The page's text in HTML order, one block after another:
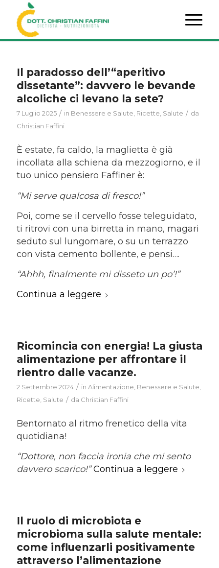
Il paradosso dell’“aperitivo
dissetante”: davvero le bevande
alcoliche ci levano la sete?
7 Luglio 2025 / in Benessere e Salute Ricette Salute / da
Christian Faffini
È estate, fa caldo, la maglietta è già
incollata alla schiena da mezzogiorno, e il
tuo unico pensiero Faffiner è:
“Mi serve qualcosa di fresco!”
Poi, come se il cervello fosse teleguidato,
ti ritrovi con una birretta in mano, magari
seduto sul lungomare, o su un terrazzo
con vista cemento bollente, e pensi….
“Ahhh, finalmente mi disseto un po’!”
Continua a leggere
Ricomincia con energia! La giusta
alimentazione per affrontare il
rientro dalle vacanze.
2 Settembre 2024 / in Alimentazione Benessere e Salute
Ricette Salute / da Christian Faffini
Bentornato al ritmo frenetico della vita
quotidiana!
“Dottore, non faccia ironia che mi sento
davvero scarico!” Continua a leggere
Il ruolo di microbiota e
microbioma sulla salute mentale:
come influenzarli positivamente
attraverso l’alimentazione